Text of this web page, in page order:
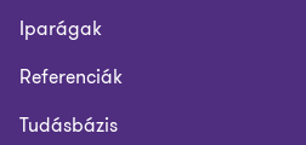
Iparágak
Referenciák
Tudásbázis